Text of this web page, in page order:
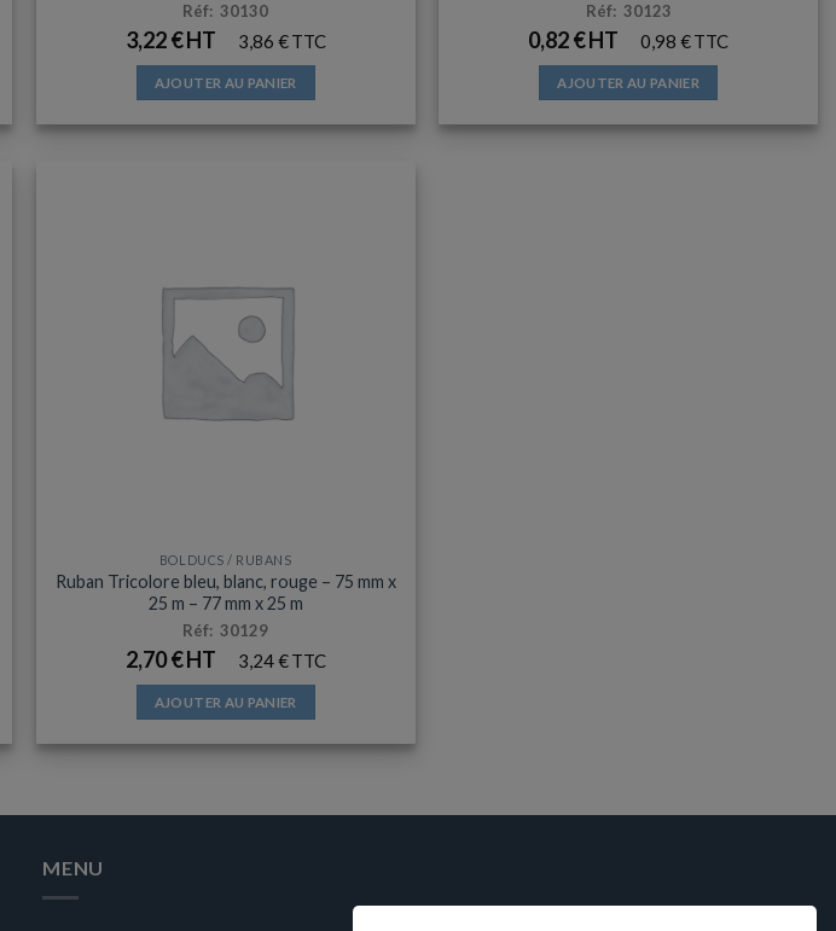
Réf: 30130
3,22€ 3,86 €
AJOUTER AU PANIER
Réf: 30123
0,82€ 0,98€
AJOUTER AU PANIER
BOLDUCS / RUBANS
Ruban Tricolore bleu, blanc, rouge – 75 mm x
25 m – 77 mm x 25 m
Réf: 30129
2,70€ 3,24€
AJOUTER AU PANIER
MENU